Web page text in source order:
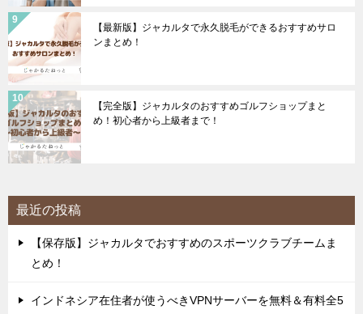
【最新版】ジャカルタで永久脱毛ができるおすすめサロ
ンまとめ！
【完全版】ジャカルタのおすすめゴルフショップまと
め！初心者から上級者まで！
最近の投稿
【保存版】ジャカルタでおすすめのスポーツクラブチームま
とめ！
インドネシア在住者が使うべきVPNサーバーを無料＆有料全5